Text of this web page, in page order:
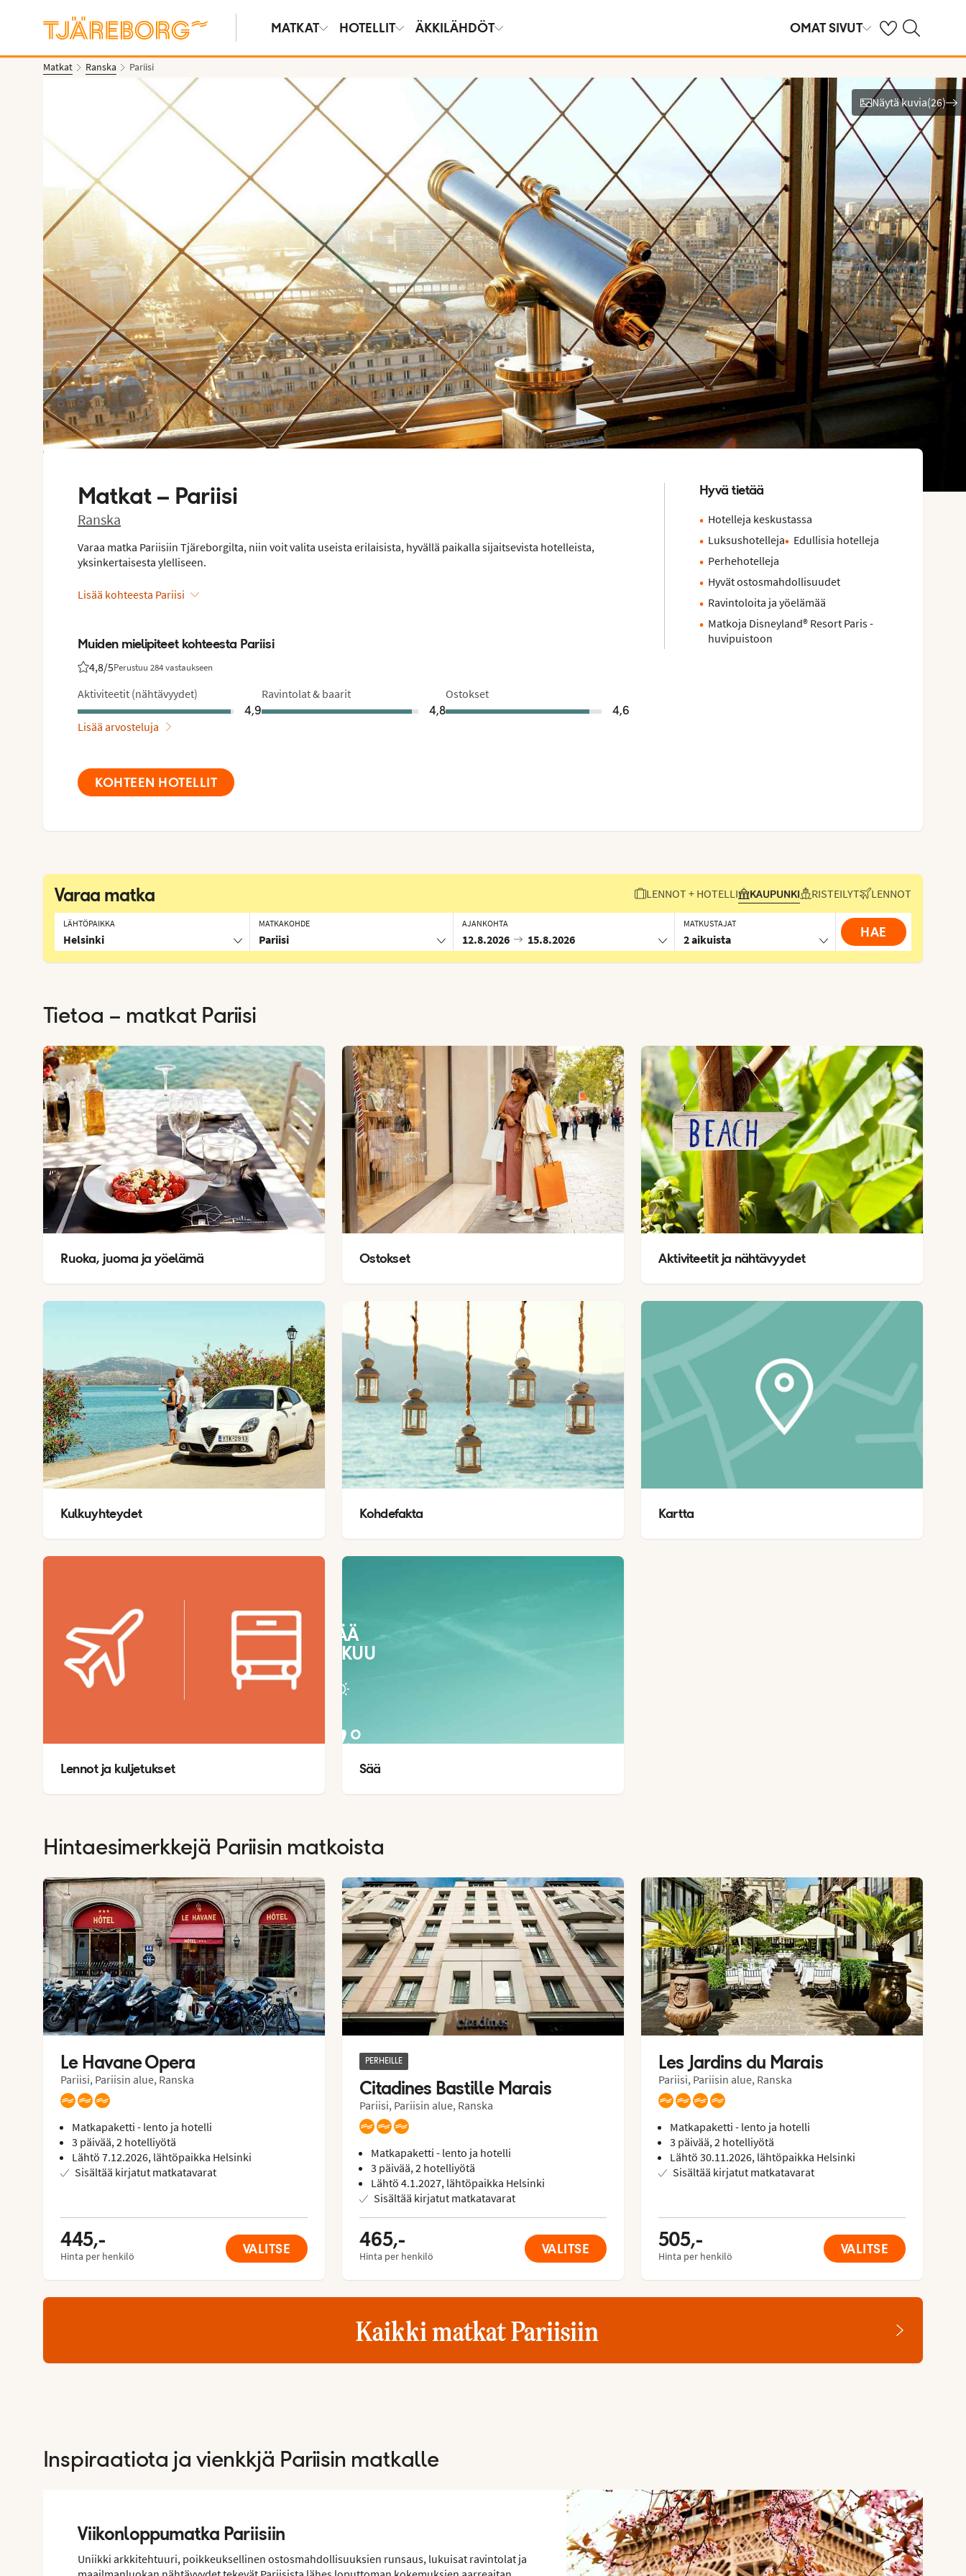
MATKAT HOTELLIT ÄKKILÄHDÖT OMAT SIVUT OmatHaku
Matkat Ranska Pariisi
Näytä kuvia
Näytä kuvia(26)
Matkat – Pariisi
Ranska
Varaa matka Pariisiin Tjäreborgilta, niin voit valita useista erilaisista, hyvällä paikalla sijaitsevista hotelleista,
yksinkertaisesta ylelliseen.
Lisää kohteesta Pariisi
Muiden mielipiteet kohteesta Pariisi
4,8/5Perustuu 284 vastaukseen
Asiakkaidemme arviot: 4.8/5
Aktiviteetit (nähtävyydet)
4,9
Ravintolat & baarit
4,8
Ostokset
4,6
Lisää arvosteluja
KOHTEEN HOTELLIT
Hyvä tietää
Hotelleja keskustassa
Luksushotelleja
Edullisia hotelleja
Perhehotelleja
Hyvät ostosmahdollisuudet
Ravintoloita ja yöelämää
Matkoja Disneyland® Resort Paris -
huvipuistoon
Varaa matka LENNOT + HOTELLI KAUPUNKI RISTEILYT LENNOT
LÄHTÖPAIKKA
Helsinki
MATKAKOHDE
Pariisi
AJANKOHTA
12.8.2026 15.8.2026
MATKUSTAJAT
2 aikuista HAE
Tietoa – matkat Pariisi
Ruoka, juoma ja yöelämä Ostokset Aktiviteetit ja nähtävyydet
Kulkuyhteydet Kohdefakta
Lennot ja kuljetukset
SÄÄ
ELOKUU
24°
15°
Sää
Hintaesimerkkejä Pariisin matkoista
Le Havane Opera
Pariisi, Pariisin alue, Ranska
Matkapaketti - lento ja hotelli
3 päivää, 2 hotelliyötä
Lähtö 7.12.2026, lähtöpaikka Helsinki
Sisältää kirjatut matkatavarat
445,-
Hinta per henkilö VALITSE
PERHEILLE
Citadines Bastille Marais
Pariisi, Pariisin alue, Ranska
Matkapaketti - lento ja hotelli
3 päivää, 2 hotelliyötä
Lähtö 4.1.2027, lähtöpaikka Helsinki
Sisältää kirjatut matkatavarat
465,-
Hinta per henkilö VALITSE
Les Jardins du Marais
Pariisi, Pariisin alue, Ranska
Matkapaketti - lento ja hotelli
3 päivää, 2 hotelliyötä
Lähtö 30.11.2026, lähtöpaikka Helsinki
Sisältää kirjatut matkatavarat
505,-
Hinta per henkilö VALITSE
Kaikki matkat Pariisiin
Inspiraatiota ja vienkkjä Pariisin matkalle
Viikonloppumatka Pariisiin
Uniikki arkkitehtuuri, poikkeuksellinen ostosmahdollisuuksien runsaus, lukuisat ravintolat ja